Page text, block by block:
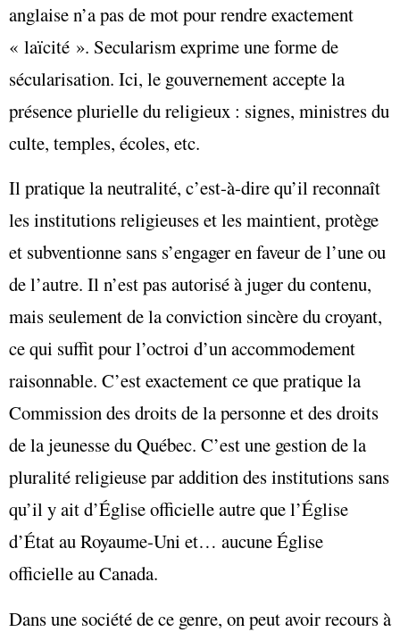
anglaise n’a pas de mot pour rendre exactement
« laïcité ». Secularism exprime une forme de
sécularisation. Ici, le gouvernement accepte la
présence plurielle du religieux : signes, ministres du
culte, temples, écoles, etc.
Il pratique la neutralité, c’est-à-dire qu’il reconnaît
les institutions religieuses et les maintient, protège
et subventionne sans s’engager en faveur de l’une ou
de l’autre. Il n’est pas autorisé à juger du contenu,
mais seulement de la conviction sincère du croyant,
ce qui suffit pour l’octroi d’un accommodement
raisonnable. C’est exactement ce que pratique la
Commission des droits de la personne et des droits
de la jeunesse du Québec. C’est une gestion de la
pluralité religieuse par addition des institutions sans
qu’il y ait d’Église officielle autre que l’Église
d’État au Royaume-Uni et… aucune Église
officielle au Canada.
Dans une société de ce genre, on peut avoir recours à